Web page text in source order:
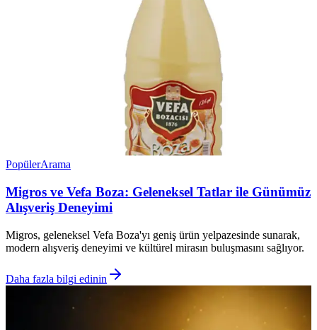
PopülerArama
Migros ve Vefa Boza: Geleneksel Tatlar ile Günümüz
Alışveriş Deneyimi
Migros, geleneksel Vefa Boza'yı geniş ürün yelpazesinde sunarak,
modern alışveriş deneyimi ve kültürel mirasın buluşmasını sağlıyor.
Daha fazla bilgi edinin